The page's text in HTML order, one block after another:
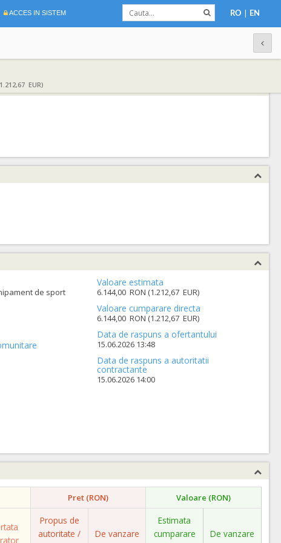
ACCES IN SISTEM RO | EN
EUR)
de sport
Valoare estimata
6.144,00 RON (1.212,67 EUR)
Valoare cumparare directa
6.144,00 RON (1.212,67 EUR)
Data de raspuns a ofertantului
15.06.2026 13:48
Data de raspuns a autoritatii
contractante
15.06.2026 14:00
Pret (RON) Valoare (RON)
Propus de
autoritate /
De vanzare
Estimata
cumparare
De vanzare